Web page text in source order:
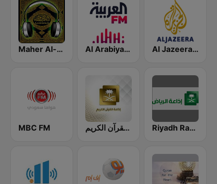
Maher Al-Muaiqly (ماهر المعيقلي) Al Arabiya (العربية FM) Al Jazeera Arabic (قناة الجزيرة)
MBC FM إذاعة القرآن الكريم - Holy Quran Radio Riyadh Radio اذاعة الرياض